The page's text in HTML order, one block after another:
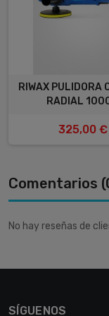
RIWAX PULIDORA
RADIAL
325,00 €
Comentarios
No hay reseñas de
SÍGUENOS